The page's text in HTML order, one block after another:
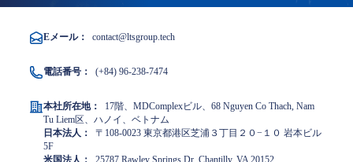
Eメール： contact@ltsgroup.tech
電話番号： (+84) 96-238-7474
本社所在地：
17階、MDComplexビル、68 Nguyen Co Thach, Nam
Tu Liem区、ハノイ、ベトナム
日本法人：
〒108-0023 東京都港区芝浦３丁目２０−１０ 岩本ビル
5F
米国法人：
25787 Rawley Springs Dr, Chantilly, VA 20152